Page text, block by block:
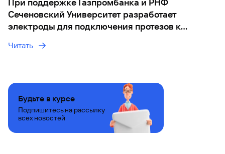
При поддержке Газпромбанка и РНФ
Сеченовский Университет разработает
электроды для подключения протезов к
Читать
Будьте в курсе
Подпишитесь на рассылку
всех новостей